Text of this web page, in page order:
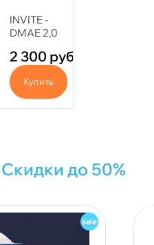
INVITE -
DMAE 2,0
2 300 руб.
Купить
Скидки до 50%